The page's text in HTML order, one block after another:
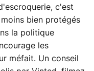
c'est
bien protégés
la politique
les
méfait. Un conseil